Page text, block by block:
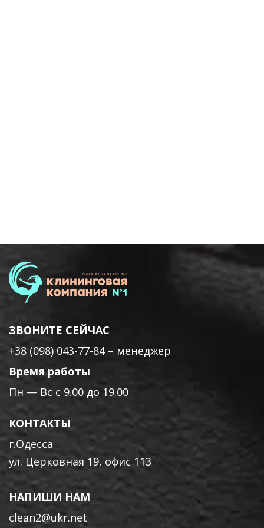
ЗВОНИТЕ СЕЙЧАС
+38 (098) 043-77-84 – менеджер
Время работы
Пн — Вс с 9.00 до 19.00
КОНТАКТЫ
г.Одесса
ул. Церковная 19, офис 113
НАПИШИ НАМ
clean2@ukr.net